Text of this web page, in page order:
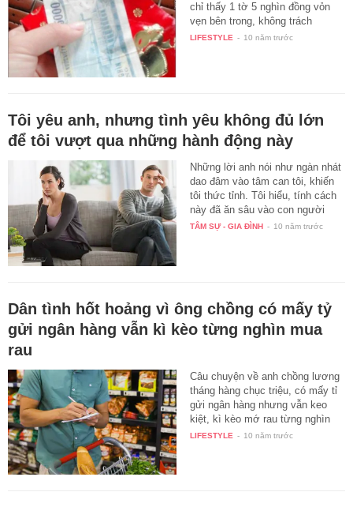
chỉ thấy 1 tờ 5 nghìn đồng vỏn
vẹn bên trong, không trách
người…
LIFESTYLE - 10 năm trước
Tôi yêu anh, nhưng tình yêu không đủ lớn
để tôi vượt qua những hành động này
Những lời anh nói như ngàn nhát
dao đâm vào tâm can tôi, khiến
tôi thức tỉnh. Tôi hiểu, tính cách
này đã ăn sâu vào con người
anh…
TÂM SỰ - GIA ĐÌNH - 10 năm trước
Dân tình hốt hoảng vì ông chồng có mấy tỷ
gửi ngân hàng vẫn kì kèo từng nghìn mua
rau
Câu chuyện về anh chồng lương
tháng hàng chục triệu, có mấy tỉ
gửi ngân hàng nhưng vẫn keo
kiệt, kì kèo mớ rau từng nghìn
lẻ…
LIFESTYLE - 10 năm trước